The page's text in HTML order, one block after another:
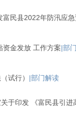
民县2022年防汛应
资金发放 工作方案|部
试行） |部门解读
于印发 《富民县引进